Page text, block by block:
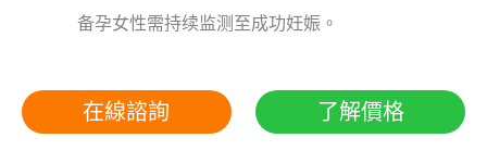
备孕女性需持续监测至成功妊娠。
在線諮詢 了解價格